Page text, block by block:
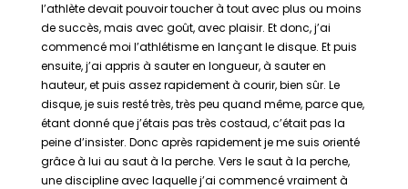
l’athlète devait pouvoir toucher à tout avec plus ou moins
de succès, mais avec goût, avec plaisir. Et donc, j’ai
commencé moi l’athlétisme en lançant le disque. Et puis
ensuite, j’ai appris à sauter en longueur, à sauter en
hauteur, et puis assez rapidement à courir, bien sûr. Le
disque, je suis resté très, très peu quand même, parce que,
étant donné que j’étais pas très costaud, c’était pas la
peine d’insister. Donc après rapidement je me suis orienté
grâce à lui au saut à la perche. Vers le saut à la perche,
une discipline avec laquelle j’ai commencé vraiment à